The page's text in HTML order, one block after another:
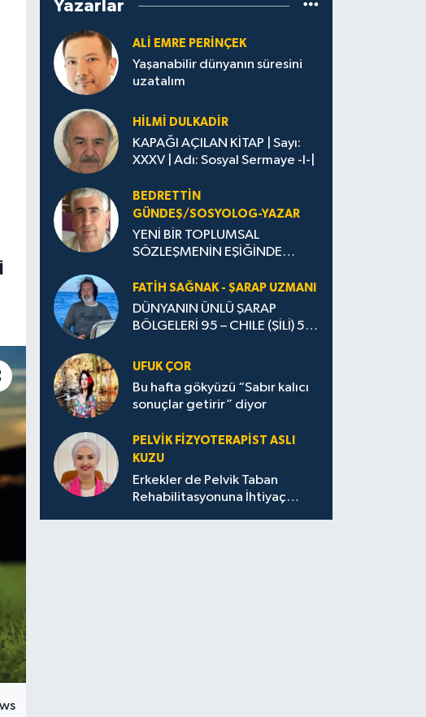
Yazarlar
ALİ EMRE PERİNÇEK
Yaşanabilir dünyanın süresini
uzatalım
HİLMİ DULKADİR
KAPAĞI AÇILAN KİTAP | Sayı:
XXXV | Adı: Sosyal Sermaye -I-|
BEDRETTIN
GÜNDEŞ/SOSYOLOG-YAZAR
YENİ BİR TOPLUMSAL
SÖZLEŞMENİN EŞİĞİNDE…
FATIH SAĞNAK - ŞARAP UZMANI
DÜNYANIN ÜNLÜ ŞARAP
BÖLGELERİ 95 – CHILE (ŞİLİ) 5 -
UFUK ÇOR
Bu hafta gökyüzü “Sabır kalıcı
sonuçlar getirir” diyor
PELVIK FIZYOTERAPIST ASLI
KUZU
Erkekler de Pelvik Taban
Rehabilitasyonuna İhtiyaç